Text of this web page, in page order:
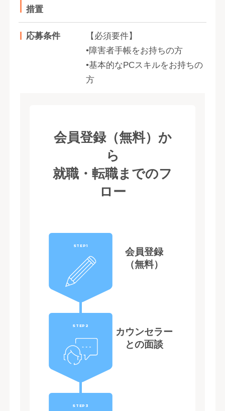
措置
応募条件
【必須要件】
•障害者手帳をお持ちの方
•基本的なPCスキルをお持ちの
方
会員登録（無料）か
ら
就職・転職までのフ
ロー
STEP1
会員登録
（無料）
STEP2
カウンセラー
との面談
STEP3